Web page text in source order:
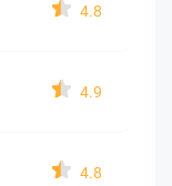
4.8
4.9
4.8